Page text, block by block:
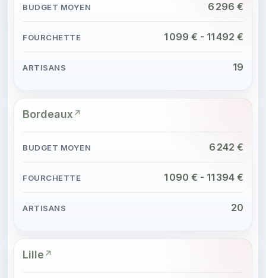
6 296 €
1 099 € - 11 492 €
19
Bordeaux
6 242 €
1 090 € - 11 394 €
20
Lille